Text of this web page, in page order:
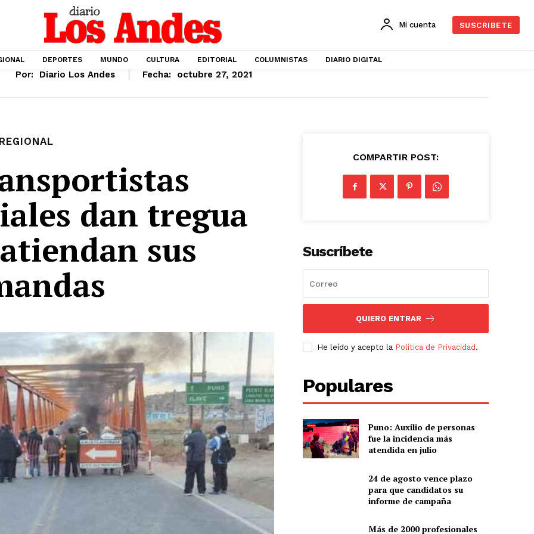
Mi cuenta SUSCRIBETE
DEPORTES MUNDO CULTURA EDITORIAL COLUMNISTAS DIARIO DIGITAL
Por: Diario Los Andes Fecha: octubre 27, 2021
dan tregua
sus
COMPARTIR POST:
Suscríbete
QUIERO ENTRAR
He leído y acepto la Política de Privacidad .
Populares
Puno: Auxilio de personas
fue la incidencia más
atendida en julio
24 de agosto vence plazo
para que candidatos su
informe de campaña
Más de 2000 profesionales